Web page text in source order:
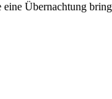
Übernachtung